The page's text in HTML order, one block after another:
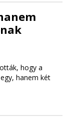
hogy a
hanem két